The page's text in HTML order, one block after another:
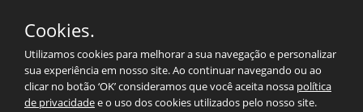
BLOG
SAC/CONTATO
2º VIA DO BOLETO
Cookies.
Utilizamos cookies para melhorar a sua navegação e personalizar
sua experiência em nosso site. Ao continuar navegando ou ao
clicar no botão ‘OK’ consideramos que você aceita nossa política
de privacidadee o uso dos cookies utilizados pelo nosso site.